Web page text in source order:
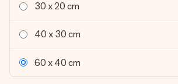
30 x 20 cm
40 x 30 cm
60 x 40 cm